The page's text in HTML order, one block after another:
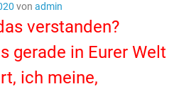
von admin
verstanden?
gerade in Eurer Welt
ich meine,